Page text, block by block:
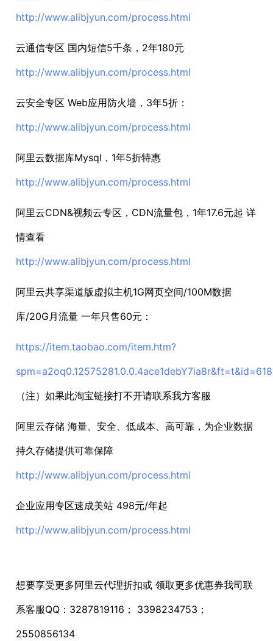
http://www.alibjyun.com/process.html
云通信专区 国内短信5千条，2年180元
http://www.alibjyun.com/process.html
云安全专区 Web应用防火墙，3年5折：
http://www.alibjyun.com/process.html
阿里云数据库Mysql，1年5折特惠
http://www.alibjyun.com/process.html
阿里云CDN&视频云专区，CDN流量包，1年17.6元起 详
情查看
http://www.alibjyun.com/process.html
阿里云共享渠道版虚拟主机1G网页空间/100M数据
库/20G月流量 一年只售60元：
https://item.taobao.com/item.htm?
（注）如果此淘宝链接打不开请联系我方客服
阿里云存储 海量、安全、低成本、高可靠，为企业数据
持久存储提供可靠保障
http://www.alibjyun.com/process.html
企业应用专区速成美站 498元/年起
http://www.alibjyun.com/process.html
想要享受更多阿里云代理折扣或 领取更多优惠券我司联
系客服QQ：3287819116； 3398234753；
2550856134